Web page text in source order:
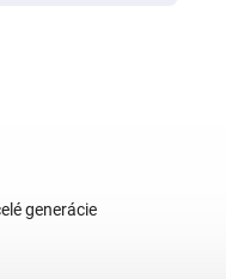
generácie